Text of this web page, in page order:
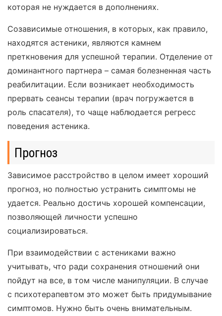
которая не нуждается в дополнениях.
Созависимые отношения, в которых, как правило,
находятся астеники, являются камнем
преткновения для успешной терапии. Отделение от
доминантного партнера – самая болезненная часть
реабилитации. Если возникает необходимость
прервать сеансы терапии (врач погружается в
роль спасателя), то чаще наблюдается регресс
поведения астеника.
Прогноз
Зависимое расстройство в целом имеет хороший
прогноз, но полностью устранить симптомы не
удается. Реально достичь хорошей компенсации,
позволяющей личности успешно
социализироваться.
При взаимодействии с астениками важно
учитывать, что ради сохранения отношений они
пойдут на все, в том числе манипуляции. В случае
с психотерапевтом это может быть придумывание
симптомов. Нужно быть очень внимательным.